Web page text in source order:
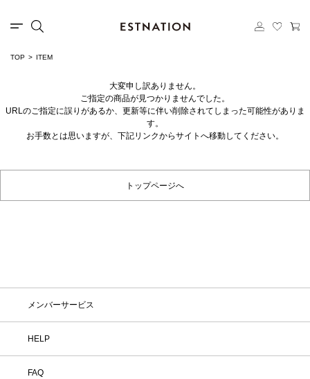
TOP ITEM
大変申し訳ありません。
ご指定の商品が見つかりませんでした。
URLのご指定に誤りがあるか、更新等に伴い削除されてしまった可能性がありま
す。
お手数とは思いますが、下記リンクからサイトへ移動してください。
トップページへ
メンバーサービス
HELP
FAQ